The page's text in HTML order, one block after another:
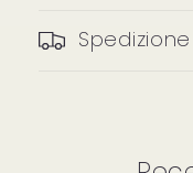
Spedizione